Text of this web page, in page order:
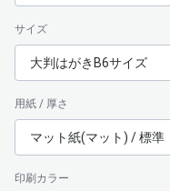
サイズ
大判はがきB6サイズ
用紙 / 厚さ
マット紙(マット) / 標準
印刷カラー